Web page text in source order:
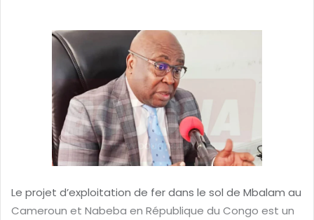
e
u
n
o
r
Le projet d’exploitation de fer dans le sol de Mbalam au
Cameroun et Nabeba en République du Congo est un